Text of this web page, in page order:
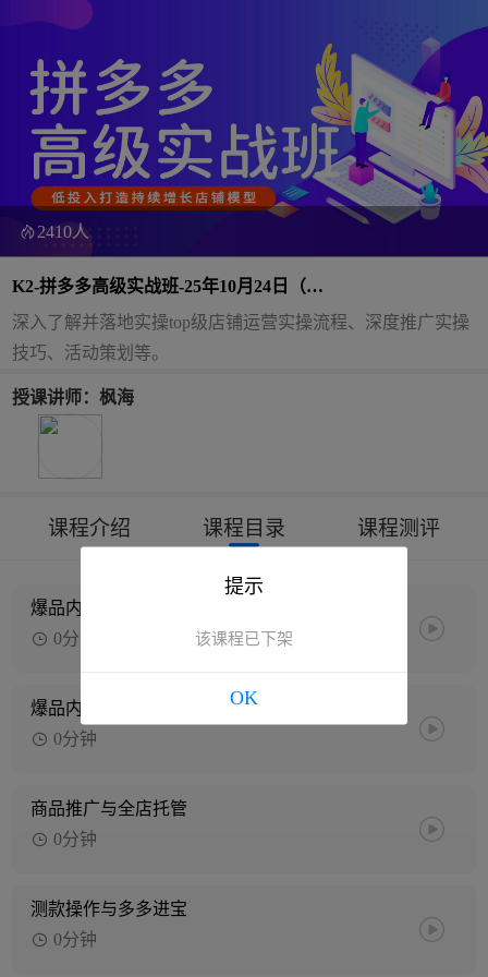
2410人
K2-拼多多高级实战班-25年10月24日（双
师）
深入了解并落地实操top级店铺运营实操流程、深度推广实操
技巧、活动策划等。
授课讲师：枫海
课程介绍 课程目录 课程测评
爆品内功策划-上篇
0分钟
爆品内功策划-下篇
0分钟
商品推广与全店托管
0分钟
测款操作与多多进宝
0分钟
提示
该课程已下架
OK